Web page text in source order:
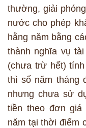
thường, giải
nước cho phép
hằng năm bằng
thành nghĩa vụ
(chưa trừ hết)
thì số năm tháng
nhưng chưa sử
tiền theo đơn giá
năm tại thời điểm